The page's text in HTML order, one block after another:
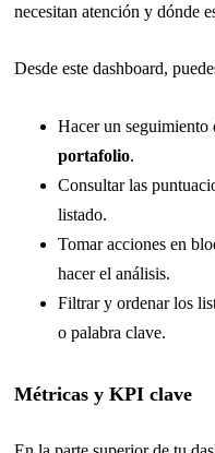
necesitan atención y dónde
Desde este dashboard,
Hacer un seguimiento
portafolio.
Consultar las
listado.
Tomar acciones en
hacer el análisis.
Filtrar y ordenar los
o palabra clave.
Métricas y KPI clave